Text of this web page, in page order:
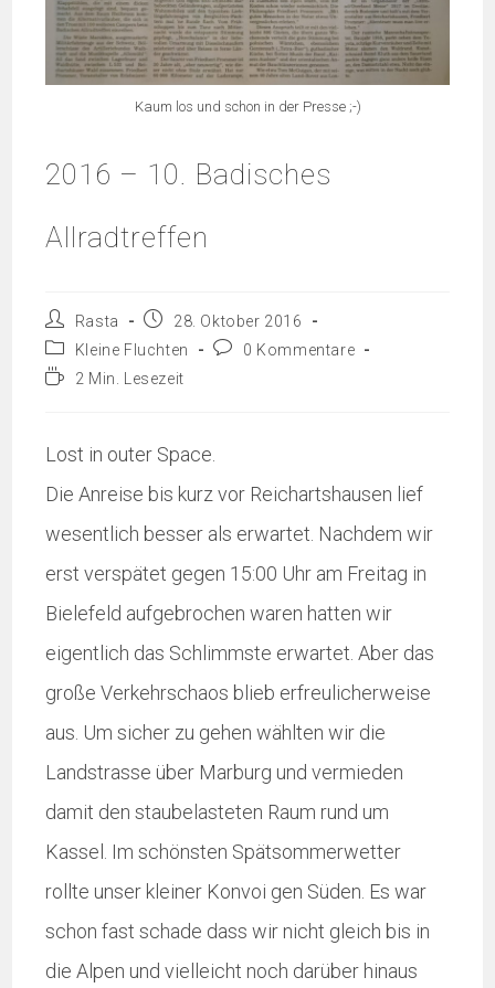
Kaum los und schon in der Presse ;-)
2016 – 10. Badisches
Allradtreffen
Rasta
28. Oktober 2016
Kleine Fluchten
0 Kommentare
2 Min. Lesezeit
Lost in outer Space.
Die Anreise bis kurz vor Reichartshausen lief
wesentlich besser als erwartet. Nachdem wir
erst verspätet gegen 15:00 Uhr am Freitag in
Bielefeld aufgebrochen waren hatten wir
eigentlich das Schlimmste erwartet. Aber das
große Verkehrschaos blieb erfreulicherweise
aus. Um sicher zu gehen wählten wir die
Landstrasse über Marburg und vermieden
damit den staubelasteten Raum rund um
Kassel. Im schönsten Spätsommerwetter
rollte unser kleiner Konvoi gen Süden. Es war
schon fast schade dass wir nicht gleich bis in
die Alpen und vielleicht noch darüber hinaus